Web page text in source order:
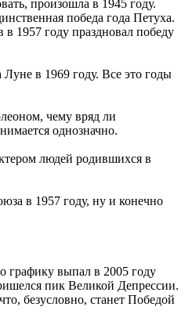
произошла в 1945 году.
победа года Петуха.
1957 году праздновал победу
Луне в 1969 году. Все это годы
чему вряд ли
однозначно.
людей родившихся в
в 1957 году, ну и конечно
графику выпал в 2005 году
пик Великой Депрессии.
безусловно, станет Победой